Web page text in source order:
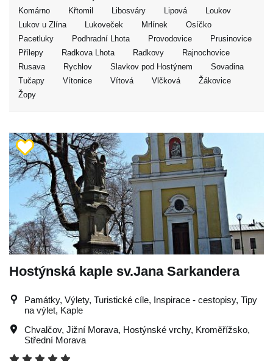
Komárno
Křtomil Libosváry Lipová
Loukov
Lukov u Zlína
Lukoveček Mrlínek
Osíčko
Pacetluky
Podhradní Lhota Provodovice
Prusinovice
Přílepy
Radkova Lhota Radkovy
Rajnochovice
Rusava
Rychlov Slavkov pod Hostýnem
Sovadina
Tučapy
Vítonice Vítová Vlčková
Žákovice
Žopy
Hostýnská kaple sv.Jana Sarkandera
Památky, Výlety, Turistické cíle, Inspirace - cestopisy, Tipy
na výlet, Kaple
Chvalčov, Jižní Morava, Hostýnské vrchy, Kroměřížsko,
Střední Morava